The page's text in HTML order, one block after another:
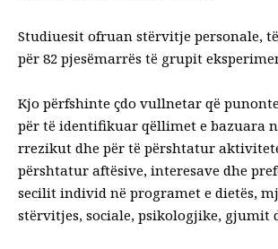
Studiuesit ofruan stërvitje personale,
për 82 pjesëmarrës të grupit
Kjo përfshinte çdo vullnetar që
për të identifikuar qëllimet e bazuara
rrezikut dhe për të përshtatur
përshtatur aftësive, interesave dhe
secilit individ në programet e dietës,
stërvitjes, sociale, psikologjike, gjumit